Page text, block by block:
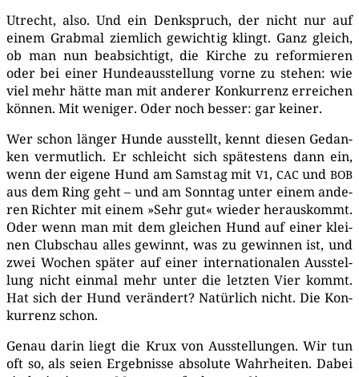
Utrecht, also. Und ein Denk­spruch, der nicht nur auf
einem Grab­mal ziem­lich gewich­tig klingt. Ganz gleich,
ob man nun beab­sich­tigt, die Kir­che zu refor­mie­ren
oder bei einer Hun­de­aus­stel­lung vor­ne zu ste­hen: wie
viel mehr hät­te man mit ande­rer Kon­kur­renz errei­chen
kön­nen. Mit weni­ger. Oder noch bes­ser: gar keiner.
Wer schon län­ger Hun­de aus­stellt, kennt die­sen Gedan­
ken ver­mut­lich. Er schleicht sich spä­tes­tens dann ein,
wenn der eige­ne Hund am Sams­tag mit V1, CAC undBOB
aus dem Ring geht – und am Sonn­tag unter einem ande­
ren Rich­ter mit einem »Sehr gut« wie­der her­aus­kommt.
Oder wenn man mit dem glei­chen Hund auf einer klei­
nen Club­schau alles gewinnt, was zu gewin­nen ist, und
zwei Wochen spä­ter auf einer inter­na­tio­na­len Aus­stel­
lung nicht ein­mal mehr unter die letz­ten Vier kommt.
Hat sich der Hund ver­än­dert? Natür­lich nicht. Die Kon­
kur­renz schon.
Genau dar­in liegt die Krux von Aus­stel­lun­gen. Wir tun
oft so, als sei­en Ergeb­nis­se abso­lu­te Wahr­hei­ten. Dabei